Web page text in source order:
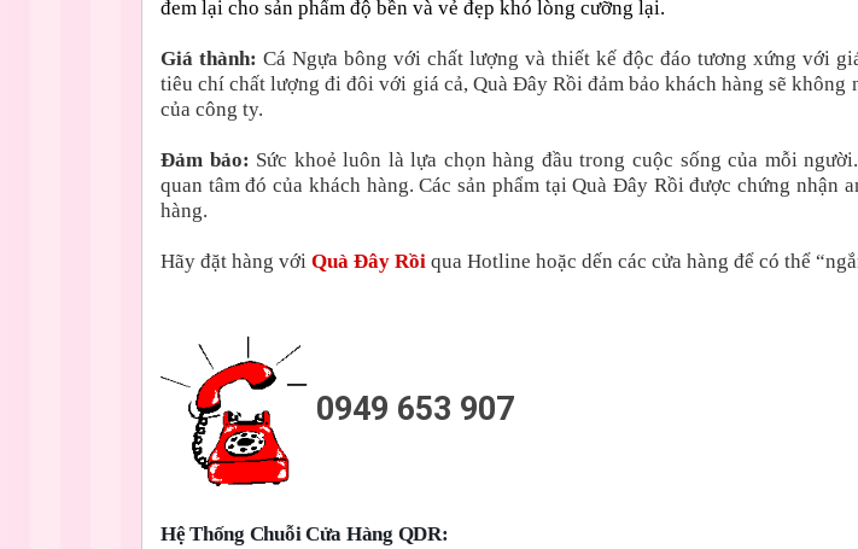
đem lại cho sản phẩm độ bền và vẻ đẹp khó lòng cưỡng lại.
Giá thành: Cá Ngựa bông với chất lượng và thiết kế độc đáo tương xứng với
tiêu chí chất lượng đi đôi với giá cả, Quà Đây Rồi đảm bảo khách hàng sẽ không
của công ty.
Đảm bảo: Sức khoẻ luôn là lựa chọn hàng đầu trong cuộc sống của mỗi
quan tâm đó của khách hàng. Các sản phẩm tại Quà Đây Rồi được chứng nhận
hàng.
Hãy đặt hàng với Quà Đây Rồi qua Hotline hoặc dến các cửa hàng để có thể
0949 653 907
Hệ Thống Chuỗi Cửa Hàng QDR: